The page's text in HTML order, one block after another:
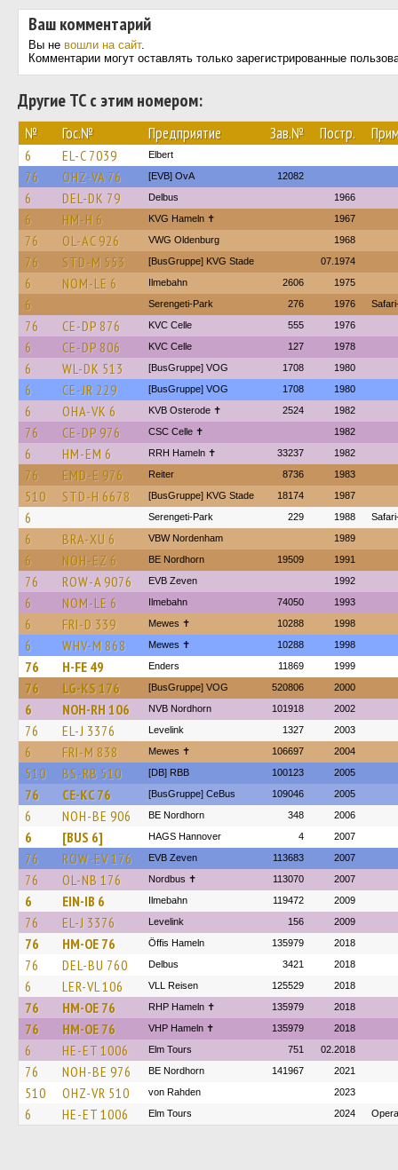
Ваш комментарий
Вы не вошли на сайт.
Комментарии могут оставлять только зарегистрированные
Другие ТС с этим номером:
№ Гос.№ Предприятие Зав.№ Постр.
6 EL-C 7039 Elbert
76 OHZ-VA 76 [EVB] OvA 12082
6 DEL-DK 79 Delbus 1966
6 HM-H 6 KVG Hameln ✝ 1967
76 OL-AC 926 VWG Oldenburg 1968
76 STD-M 553 [BusGruppe] KVG Stade 07.1974
6 NOM-LE 6 Ilmebahn 2606 1975
6 Serengeti-Park 276 1976
76 CE-DP 876 KVC Celle 555 1976
6 CE-DP 806 KVC Celle 127 1978
6 WL-DK 513 [BusGruppe] VOG 1708 1980
6 CE-JR 229 [BusGruppe] VOG 1708 1980
6 OHA-VK 6 KVB Osterode ✝ 2524 1982
76 CE-DP 976 CSC Celle ✝ 1982
6 HM-EM 6 RRH Hameln ✝ 33237 1982
76 EMD-E 976 Reiter 8736 1983
510 STD-H 6678 [BusGruppe] KVG Stade 18174 1987
6 Serengeti-Park 229 1988
6 BRA-XU 6 VBW Nordenham 1989
6 NOH-EZ 6 BE Nordhorn 19509 1991
76 ROW-A 9076 EVB Zeven 1992
6 NOM-LE 6 Ilmebahn 74050 1993
6 FRI-D 339 Mewes ✝ 10288 1998
6 WHV-M 868 Mewes ✝ 10288 1998
76 H-FE 49 Enders 11869 1999
76 LG-KS 176 [BusGruppe] VOG 520806 2000
6 NOH-RH 106 NVB Nordhorn 101918 2002
76 EL-J 3376 Levelink 1327 2003
6 FRI-M 838 Mewes ✝ 106697 2004
510 BS-RB 510 [DB] RBB 100123 2005
76 CE-KC 76 [BusGruppe] CeBus 109046 2005
6 NOH-BE 906 BE Nordhorn 348 2006
6 [BUS 6] HAGS Hannover 4 2007
76 ROW-EV 176 EVB Zeven 113683 2007
76 OL-NB 176 Nordbus ✝ 113070 2007
6 EIN-IB 6 Ilmebahn 119472 2009
76 EL-J 3376 Levelink 156 2009
76 HM-OE 76 Öffis Hameln 135979 2018
76 DEL-BU 760 Delbus 3421 2018
6 LER-VL 106 VLL Reisen 125529 2018
76 HM-OE 76 RHP Hameln ✝ 135979 2018
76 HM-OE 76 VHP Hameln ✝ 135979 2018
6 HE-ET 1006 Elm Tours 751 02.2018
76 NOH-BE 976 BE Nordhorn 141967 2021
510 OHZ-VR 510 von Rahden 2023
6 HE-ET 1006 Elm Tours 2024